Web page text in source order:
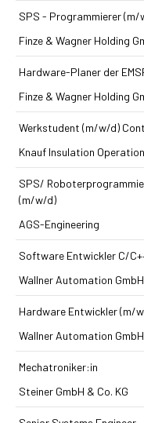
SPS - Programmierer (m/
Finze & Wagner Holding
Hardware-Planer der
Finze & Wagner Holding
Werkstudent (m/w/d)
Knauf Insulation
SPS/
(m/w/d)
AGS-Engineering
Software Entwickler C/
Wallner Automation GmbH
Hardware Entwickler (m/
Wallner Automation GmbH
Mechatroniker:in
Steiner GmbH & Co. KG